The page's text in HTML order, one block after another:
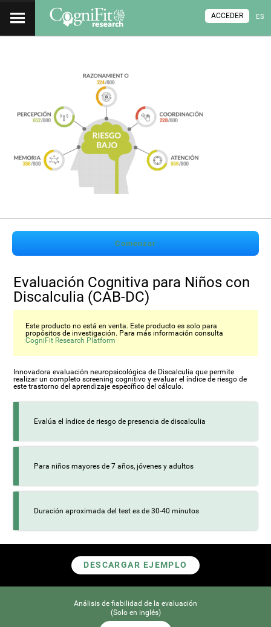
ES
ACCEDER
Comenzar
Evaluación Cognitiva para Niños con
Discalculia (CAB-DC)
Este producto no está en venta. Este producto es solo para
propósitos de investigación. Para más información consulta
CogniFit Research Platform
Innovadora evaluación neuropsicológica de Discalculia que permite
realizar un completo screening cognitivo y evaluar el índice de riesgo de
este trastorno del aprendizaje específico del cálculo.
Evalúa el índice de riesgo de presencia de discalculia
Para niños mayores de 7 años, jóvenes y adultos
Duración aproximada del test es de 30-40 minutos
DESCARGAR EJEMPLO
Análisis de fiabilidad de la evaluación
(Solo en inglés)